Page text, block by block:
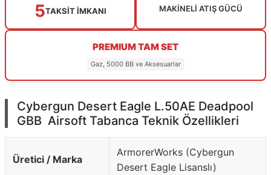
5TAKSİT İMKANI MAKİNELİ ATIŞ GÜCÜ
PREMIUM TAM SET
Gaz, 5000 BB ve Aksesuarlar
Cybergun Desert Eagle L.50AE Deadpool
GBB Airsoft Tabanca Teknik Özellikleri
Üretici / Marka
ArmorerWorks (Cybergun
Desert Eagle Lisanslı)